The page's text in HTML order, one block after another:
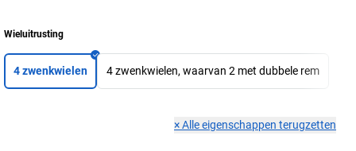
Wieluitrusting
4 zwenkwielen 4 zwenkwielen, waarvan 2 met dubbele rem
×Alle eigenschappen terugzetten